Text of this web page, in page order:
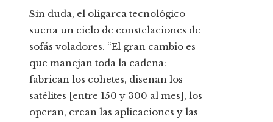
Sin duda, el oligarca tecnológico
sueña un cielo de constelaciones de
sofás voladores. “El gran cambio es
que manejan toda la cadena:
fabrican los cohetes, diseñan los
satélites [entre 150 y 300 al mes], los
operan, crean las aplicaciones y las